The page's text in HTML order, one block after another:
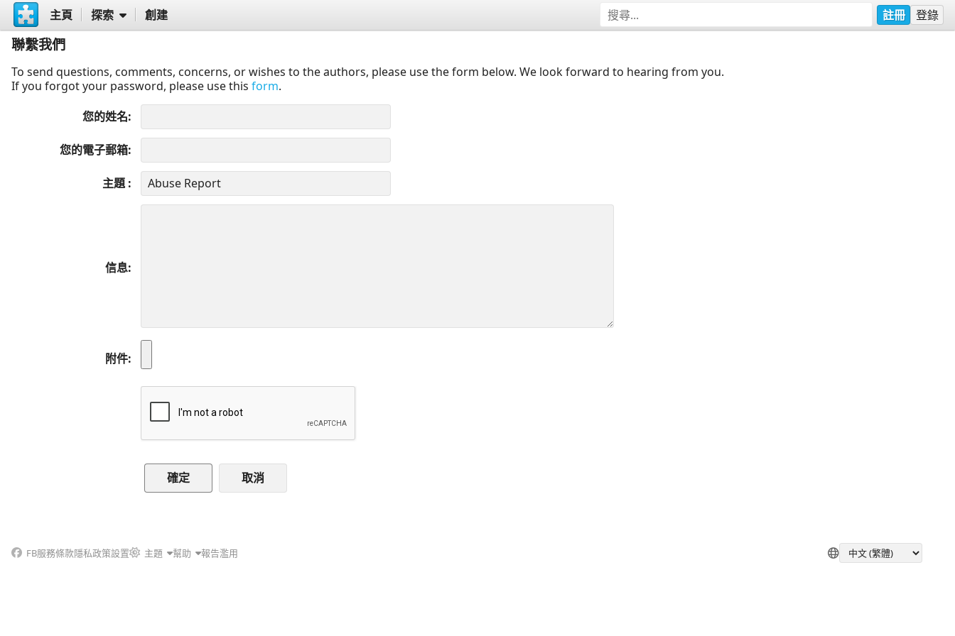
主頁 探索 創建 註冊 登錄
聯繫我們
To send questions, comments, concerns, or wishes to the authors, please use the form below. We look forward to hearing from you.
If you forgot your password, please use this form.
您的姓名
您的電子郵箱
主題
信息
附件
取消
FB服務條款隱私政策設置 主題 幫助 報告濫用